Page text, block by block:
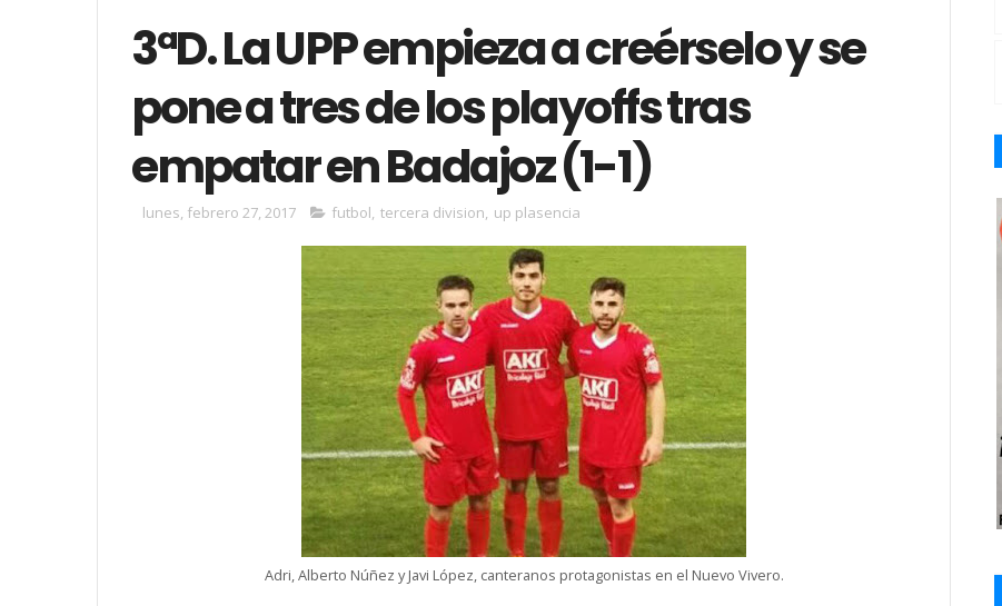
3ªD. La UPP empieza a creérselo y se
pone a tres de los playoffs tras
empatar en Badajoz (1-1)
lunes, febrero 27, 2017 futbol, tercera division, up plasencia
Adri, Alberto Núñez y Javi López, canteranos protagonistas en el Nuevo Vivero.